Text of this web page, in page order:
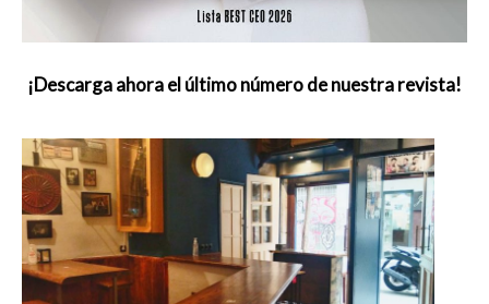
¡Descarga ahora el último número de nuestra revista!